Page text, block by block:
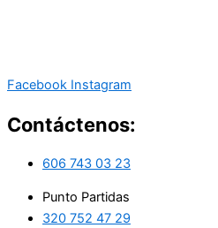
Facebook Instagram
Contáctenos:
606 743 03 23
Punto Partidas
320 752 47 29